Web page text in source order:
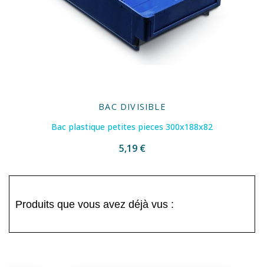
BAC DIVISIBLE
Bac plastique petites pieces 300x188x82
5,19 €
Produits que vous avez déjà vus :